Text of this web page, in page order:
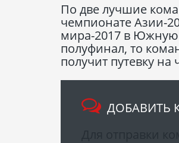
По две лучшие
чемпионате Азии-
мира-2017 в Южную
полуфинал, то
получит путевку
ДОБАВИТЬ